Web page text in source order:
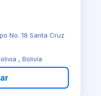
No. 18 Santa Cruz
, Bolivia